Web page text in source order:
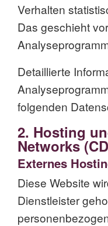
Verhalten
Das geschieht
Detaillierte
folgenden
2. Hosting
Networks
Externes
Diese Website
Dienstleister